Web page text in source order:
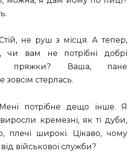
не руш з місця. А тепер,
чи вам не потрібні добрі
пряжки? Ваша, пане
стерлась.
потрібне дещо інше. Я
виросли кремезні, як ті дуби,
плечі широкі. Цікаво, чому
військової служби?